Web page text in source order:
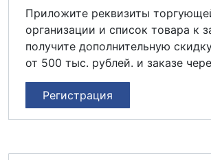
Приложите реквизиты
организации и список товара к
получите дополнительную
от 500 тыс. рублей. и заказе
Регистрация